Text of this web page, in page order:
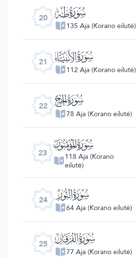
20 ﮠ
135 Aja (Korano eilutė)
21 ﮡ
112 Aja (Korano eilutė)
22 ﮢ
78 Aja (Korano eilutė)
23 ﮣ
118 Aja (Korano
eilutė)
24 ﮤ
64 Aja (Korano eilutė)
25 ﮥ
77 Aja (Korano eilutė)